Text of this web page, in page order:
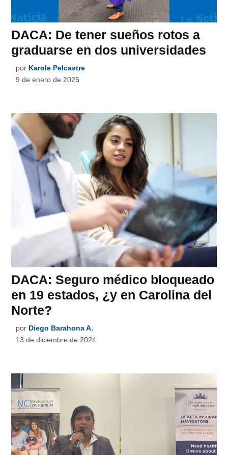
DACA: De tener sueños rotos a
graduarse en dos universidades
por Karole Pelcastre
9 de enero de 2025
DACA: Seguro médico bloqueado
en 19 estados, ¿y en Carolina del
Norte?
por Diego Barahona A.
13 de diciembre de 2024